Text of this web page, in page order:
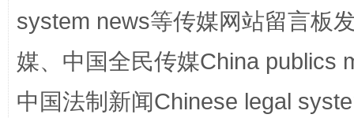
system news等传媒网站留言板
媒、中国全民传媒China publics
中国法制新闻Chinese legal